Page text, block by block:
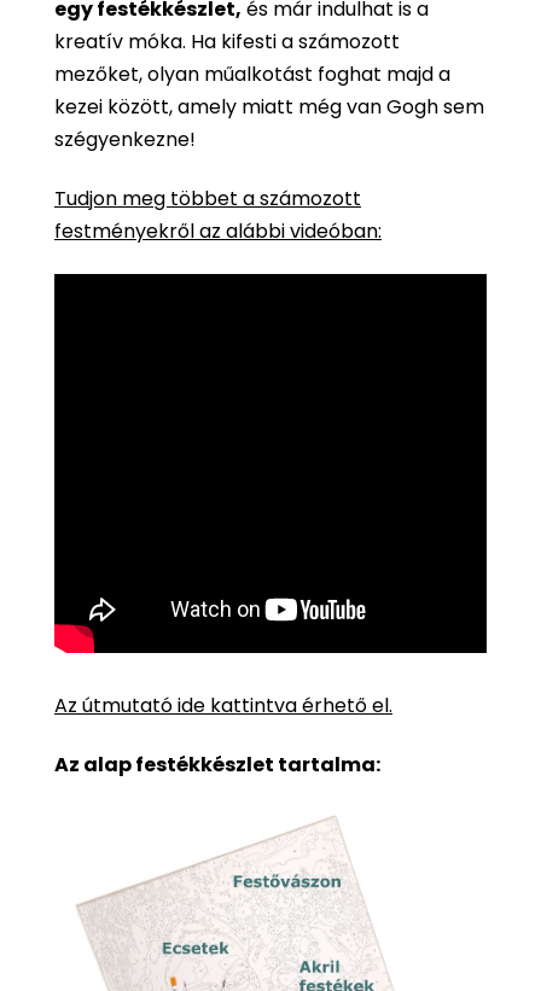
egy festékkészlet, és már indulhat is a
kreatív móka. Ha kifesti a számozott
mezőket, olyan műalkotást foghat majd a
kezei között, amely miatt még van Gogh sem
szégyenkezne!
Tudjon meg többet a számozott
festményekről az alábbi videóban:
Az útmutató ide kattintva érhető el.
Az alap festékkészlet tartalma: